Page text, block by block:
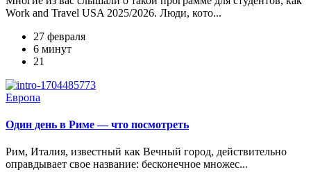
Work and Travel USA 2025/2026. Люди, кото...
27 февраля
6 минут
21
Европа
Один день в Риме — что посмотреть
Рим, Италия, известный как Вечный город, действительно
оправдывает свое название: бесконечное множес...